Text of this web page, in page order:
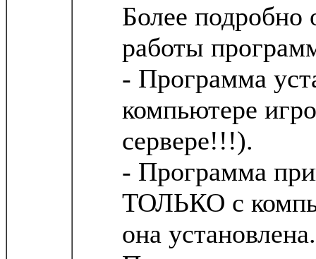
Более подробно
работы
- Программа
компьютере
сервере!!!).
- Программа
ТОЛЬКО с
она установлена.